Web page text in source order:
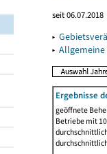
seit 06.07.2018
▸
▸
Ergebnisse
geöffnete
Betriebe mit